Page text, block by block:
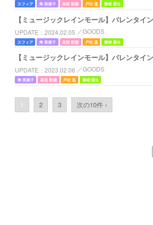
スフィア 寿 美菜子 高垣 彩陽 戸松 遥 豊崎 愛生
【ミュージックレインモール】バレンタイ
UPDATE 2024.02.05 GOODS
スフィア 寿 美菜子 高垣 彩陽 戸松 遥 豊崎 愛生
【ミュージックレインモール】バレンタイ
UPDATE 2023.02.06 GOODS
寿 美菜子 高垣 彩陽 戸松 遥 豊崎 愛生
1 2 3 次の10件 ›